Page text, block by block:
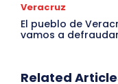
Veracruz
El pueblo de
vamos a
Related